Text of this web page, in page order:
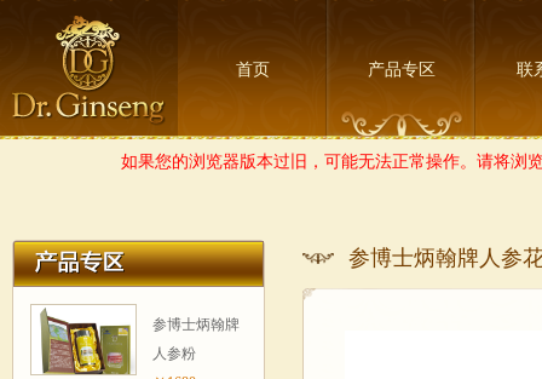
首页 产品专区 联
如果您的浏览器版本过旧，可能无法正常操作。请将浏
参博士炳翰牌
人参粉
参博士炳翰牌人参